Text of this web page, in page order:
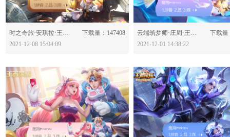
分享：
时之奇旅·安琪拉·王者荣耀-623277
下载量：147408
2021-12-08 15:04:09
分享：
云端筑梦师·庄周·王者荣耀-623129
下载量
2021-12-01 14:38:22